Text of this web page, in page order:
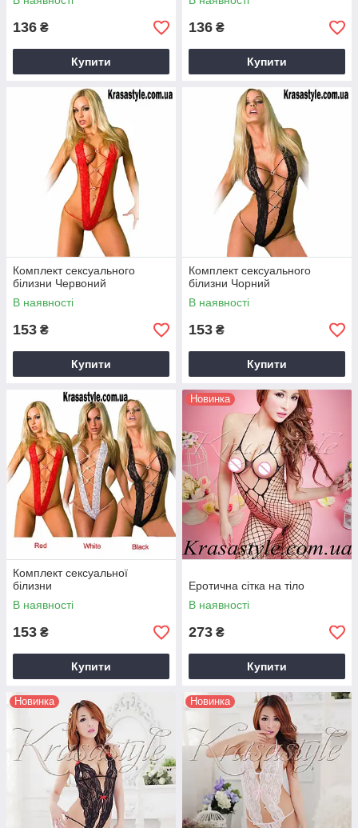
136 ₴
Купити
136 ₴
Купити
Комплект сексуального
білизни Червоний
В наявності
153 ₴
Купити
Комплект сексуального
білизни Чорний
В наявності
153 ₴
Купити
Комплект сексуальної
білизни
В наявності
153 ₴
Купити
Новинка
Еротична сітка на тіло
В наявності
273 ₴
Купити
Новинка Новинка